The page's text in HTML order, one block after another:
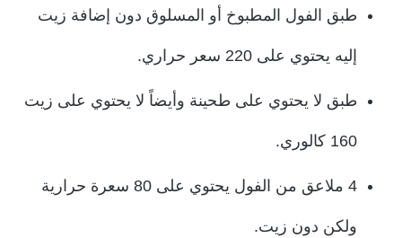
طبق الفول المطبوخ أو المسلوق دون إضافة زيت
إليه يحتوي على 220 سعر حراري.
طبق لا يحتوي على طحينة وأيضاً لا يحتوي على زيت
160 كالوري.
4 ملاعق من الفول يحتوي على 80 سعرة حرارية
ولكن دون زيت.